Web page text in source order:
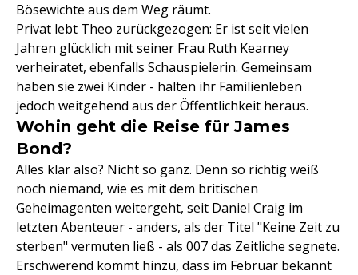
Bösewichte aus dem Weg räumt.
Privat lebt Theo zurückgezogen: Er ist seit vielen
Jahren glücklich mit seiner Frau Ruth Kearney
verheiratet, ebenfalls Schauspielerin. Gemeinsam
haben sie zwei Kinder - halten ihr Familienleben
jedoch weitgehend aus der Öffentlichkeit heraus.
Wohin geht die Reise für James
Bond?
Alles klar also? Nicht so ganz. Denn so richtig weiß
noch niemand, wie es mit dem britischen
Geheimagenten weitergeht, seit Daniel Craig im
letzten Abenteuer - anders, als der Titel "Keine Zeit zu
sterben" vermuten ließ - als 007 das Zeitliche segnete.
Erschwerend kommt hinzu, dass im Februar bekannt